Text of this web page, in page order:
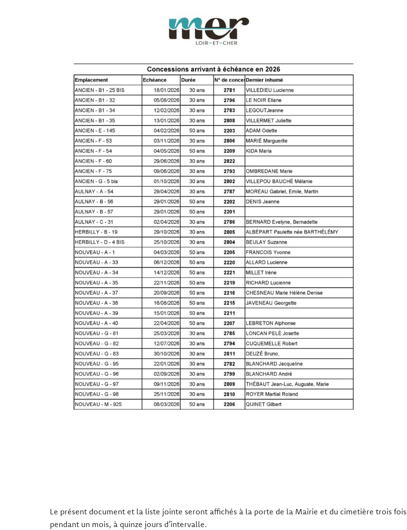
Le présent document et la liste jointe seront affichés à la porte de la Mairie et du cimetière trois fois
pendant un mois, à quinze jours d’intervalle.